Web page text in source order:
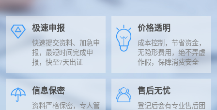
极速申报
快速提交资料、加急申
报，最短时间完成申
报，快至7天出证
价格透明
成本控制，节省资金，
无隐形费用，绝不弄虚
作假，保障消费安全
信息保密
资料严格保密，专人管
售后无忧
登记后会有专业售后团